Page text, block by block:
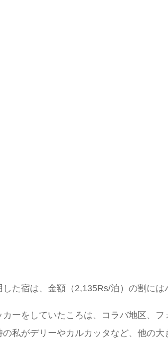
た宿は、金額（2,135Rs/泊）の割には
ーをしていたころは、コラバ地区、
私がデリーやカルカッタなど、他の